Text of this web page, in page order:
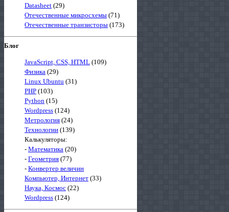
Datasheet (29)
Отечественные микросхемы (71)
Отечественные транзисторы (173)
Блог
JavaScript, CSS, HTML (109)
Физика (29)
Linux Ubuntu (31)
PHP (103)
Python (15)
Wordpress (124)
Метрология (24)
Технологии (139)
Калькуляторы:
- Математика (20)
- Геометрия (77)
- Конвертер величин
Компьютер, Интернет (33)
Наука, Космос (22)
Wordpress (124)